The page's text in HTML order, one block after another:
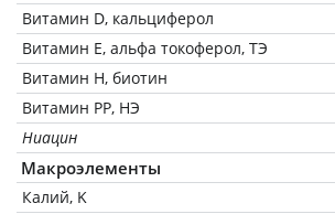
Витамин D, кальциферол
Витамин Е, альфа токоферол, ТЭ
Витамин Н, биотин
Витамин РР, НЭ
Ниацин
Макроэлементы
Калий, K